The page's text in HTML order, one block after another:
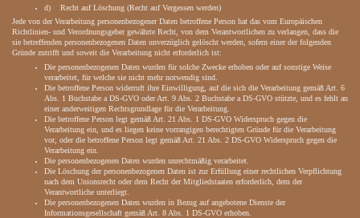
d) Recht auf Löschung (Recht auf Vergessen werden)
Jede von der Verarbeitung personenbezogener Daten betroffene Person hat das vom Europäischen
Richtlinien- und Verordnungsgeber gewährte Recht, von dem Verantwortlichen zu verlangen, dass die
sie betreffenden personenbezogenen Daten unverzüglich gelöscht werden, sofern einer der folgenden
Gründe zutrifft und soweit die Verarbeitung nicht erforderlich ist:
Die personenbezogenen Daten wurden für solche Zwecke erhoben oder auf sonstige Weise
verarbeitet, für welche sie nicht mehr notwendig sind.
Die betroffene Person widerruft ihre Einwilligung, auf die sich die Verarbeitung gemäß Art. 6
Abs. 1 Buchstabe a DS-GVO oder Art. 9 Abs. 2 Buchstabe a DS-GVO stützte, und es fehlt an
einer anderweitigen Rechtsgrundlage für die Verarbeitung.
Die betroffene Person legt gemäß Art. 21 Abs. 1 DS-GVO Widerspruch gegen die
Verarbeitung ein, und es liegen keine vorrangigen berechtigten Gründe für die Verarbeitung
vor, oder die betroffene Person legt gemäß Art. 21 Abs. 2 DS-GVO Widerspruch gegen die
Verarbeitung ein.
Die personenbezogenen Daten wurden unrechtmäßig verarbeitet.
Die Löschung der personenbezogenen Daten ist zur Erfüllung einer rechtlichen Verpflichtung
nach dem Unionsrecht oder dem Recht der Mitgliedstaaten erforderlich, dem der
Verantwortliche unterliegt.
Die personenbezogenen Daten wurden in Bezug auf angebotene Dienste der
Informationsgesellschaft gemäß Art. 8 Abs. 1 DS-GVO erhoben.